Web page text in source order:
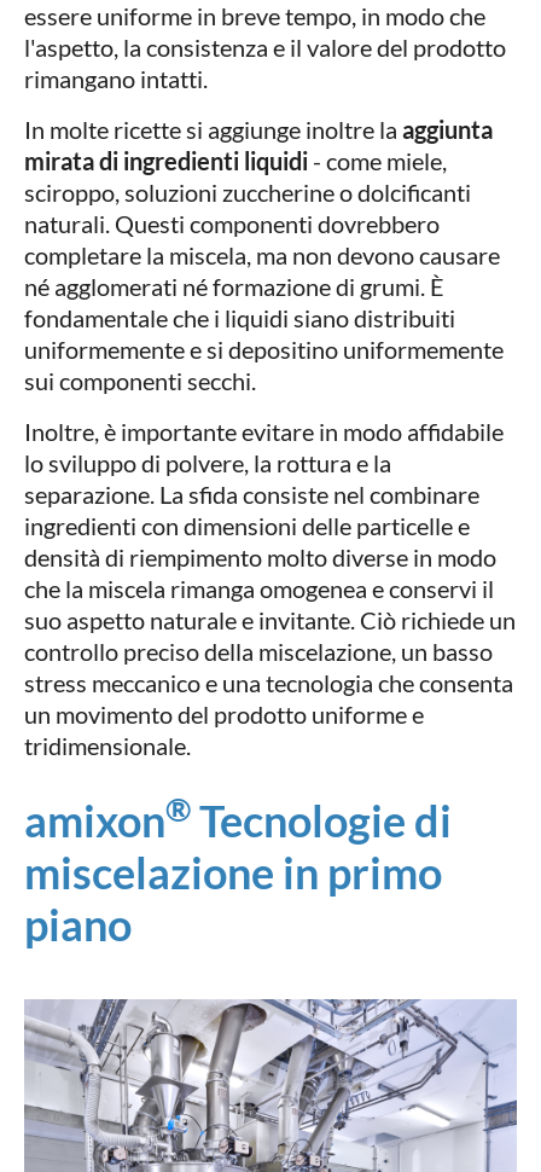
essere uniforme in breve tempo, in modo che
l'aspetto, la consistenza e il valore del prodotto
rimangano intatti.
In molte ricette si aggiunge inoltre la aggiunta
mirata di ingredienti liquidi - come miele,
sciroppo, soluzioni zuccherine o dolcificanti
naturali. Questi componenti dovrebbero
completare la miscela, ma non devono causare
né agglomerati né formazione di grumi. È
fondamentale che i liquidi siano distribuiti
uniformemente e si depositino uniformemente
sui componenti secchi.
Inoltre, è importante evitare in modo affidabile
lo sviluppo di polvere, la rottura e la
separazione. La sfida consiste nel combinare
ingredienti con dimensioni delle particelle e
densità di riempimento molto diverse in modo
che la miscela rimanga omogenea e conservi il
suo aspetto naturale e invitante. Ciò richiede un
controllo preciso della miscelazione, un basso
stress meccanico e una tecnologia che consenta
un movimento del prodotto uniforme e
tridimensionale.
amixon® Tecnologie di
miscelazione in primo
piano